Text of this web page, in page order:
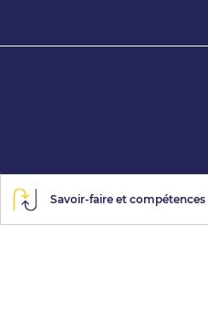
Savoir-faire et compétences